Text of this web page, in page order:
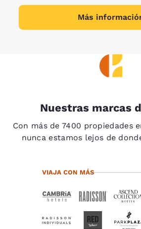
Más
Nuestras marcas
Con más de 7400 propiedades
nunca estamos lejos de
VIAJA CON MÁS